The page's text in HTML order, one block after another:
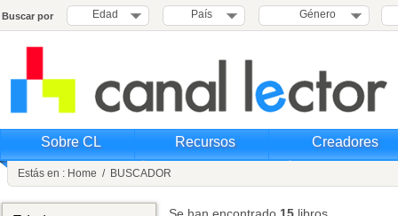
Buscar por Edad País Género
Sobre CL Recursos Creadores
Estás en : Home / BUSCADOR